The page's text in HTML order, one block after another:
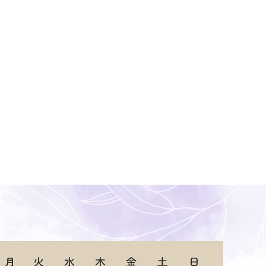
月 火 水 木 金 土 日